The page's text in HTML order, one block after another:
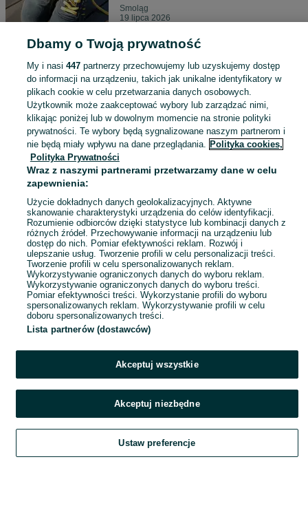
Smoląg
19 lipca 2026
Rower trójkołowy dla dzieci
40 zł
Smoląg
19 lipca 2026
15 zł
19,60 zł z Pakietem Ochronnym
Smoląg
15 lipca 2026
Szukaj Obserwujesz Dodaj Czat Konto
Dbamy o Twoją prywatność
My i nasi 447partnerzy przechowujemy lub uzyskujemy dostęp
do informacji na urządzeniu, takich jak unikalne identyfikatory w
plikach cookie w celu przetwarzania danych osobowych.
Użytkownik może zaakceptować wybory lub zarządzać nimi,
klikając poniżej lub w dowolnym momencie na stronie polityki
prywatności. Te wybory będą sygnalizowane naszym partnerom i
nie będą miały wpływu na dane przeglądania. Polityka cookies,
Polityka Prywatności
Wraz z naszymi partnerami przetwarzamy dane w celu
zapewnienia:
Użycie dokładnych danych geolokalizacyjnych. Aktywne
skanowanie charakterystyki urządzenia do celów identyfikacji.
Rozumienie odbiorców dzięki statystyce lub kombinacji danych z
różnych źródeł. Przechowywanie informacji na urządzeniu lub
dostęp do nich. Pomiar efektywności reklam. Rozwój i
ulepszanie usług. Tworzenie profili w celu personalizacji treści.
Tworzenie profili w celu spersonalizowanych reklam.
Wykorzystywanie ograniczonych danych do wyboru reklam.
Wykorzystywanie ograniczonych danych do wyboru treści.
Pomiar efektywności treści. Wykorzystanie profili do wyboru
spersonalizowanych reklam. Wykorzystywanie profili w celu
doboru spersonalizowanych treści.
Lista partnerów (dostawców)
Akceptuj wszystkie
Akceptuj niezbędne
Ustaw preferencje